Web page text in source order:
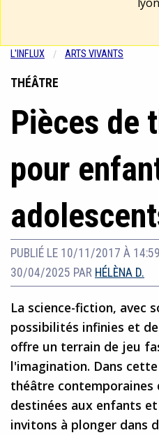
L'INFLUX ARTS VIVANTS
THÉÂTRE
Pièces de
pour
PUBLIÉ LE 10/11/2017 À 14:59
30/04/2025 PAR HÉLÈNA D.
La science-fiction, avec
possibilités infinies et
offre un terrain de jeu
l'imagination. Dans
théâtre contemporaines
destinées aux enfants
invitons à plonger dans